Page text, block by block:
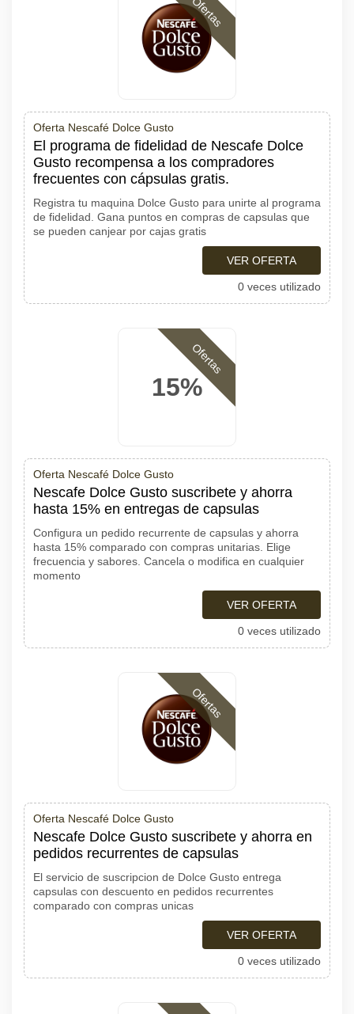
Ofertas
Oferta Nescafé Dolce Gusto
El programa de fidelidad de Nescafe Dolce
Gusto recompensa a los compradores
frecuentes con cápsulas gratis.
Registra tu maquina Dolce Gusto para unirte al programa
de fidelidad. Gana puntos en compras de capsulas que
se pueden canjear por cajas gratis
VER OFERTA
0 veces utilizado
15%
Ofertas
Oferta Nescafé Dolce Gusto
Nescafe Dolce Gusto suscribete y ahorra
hasta 15% en entregas de capsulas
Configura un pedido recurrente de capsulas y ahorra
hasta 15% comparado con compras unitarias. Elige
frecuencia y sabores. Cancela o modifica en cualquier
momento
VER OFERTA
0 veces utilizado
Ofertas
Oferta Nescafé Dolce Gusto
Nescafe Dolce Gusto suscribete y ahorra en
pedidos recurrentes de capsulas
El servicio de suscripcion de Dolce Gusto entrega
capsulas con descuento en pedidos recurrentes
comparado con compras unicas
VER OFERTA
0 veces utilizado